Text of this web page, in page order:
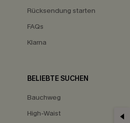
Rücksendung starten
FAQs
Klarna
BELIEBTE SUCHEN
Bauchweg
High-Waist